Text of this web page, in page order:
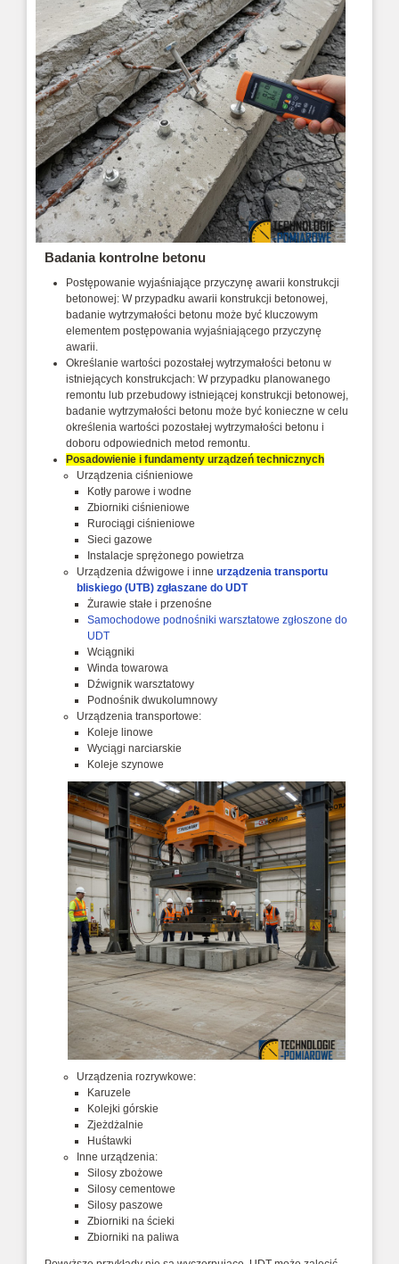
Badania kontrolne betonu
Postępowanie wyjaśniające przyczynę awarii konstrukcji
betonowej: W przypadku awarii konstrukcji betonowej,
badanie wytrzymałości betonu może być kluczowym
elementem postępowania wyjaśniającego przyczynę
awarii.
Określanie wartości pozostałej wytrzymałości betonu w
istniejących konstrukcjach: W przypadku planowanego
remontu lub przebudowy istniejącej konstrukcji betonowej,
badanie wytrzymałości betonu może być konieczne w celu
określenia wartości pozostałej wytrzymałości betonu i
doboru odpowiednich metod remontu.
Posadowienie i fundamenty urządzeń technicznych
Urządzenia ciśnieniowe
Kotły parowe i wodne
Zbiorniki ciśnieniowe
Rurociągi ciśnieniowe
Sieci gazowe
Instalacje sprężonego powietrza
Urządzenia dźwigowe i inne urządzenia transportu
bliskiego (UTB) zgłaszane do UDT
Żurawie stałe i przenośne
Samochodowe podnośniki warsztatowe zgłoszone do
UDT
Wciągniki
Winda towarowa
Dźwignik warsztatowy
Podnośnik dwukolumnowy
Urządzenia transportowe:
Koleje linowe
Wyciągi narciarskie
Koleje szynowe
Urządzenia rozrywkowe:
Karuzele
Kolejki górskie
Zjeżdżalnie
Huśtawki
Inne urządzenia:
Silosy zbożowe
Silosy cementowe
Silosy paszowe
Zbiorniki na ścieki
Zbiorniki na paliwa